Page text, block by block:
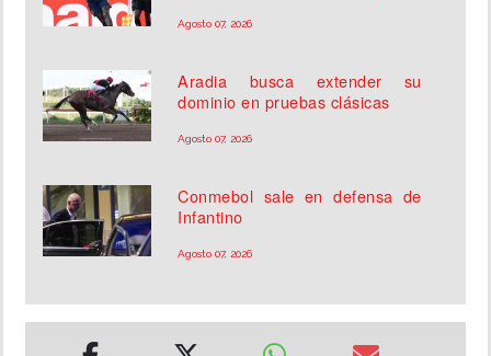
Agosto 07, 2026
Aradia busca extender su
dominio en pruebas clásicas
Agosto 07, 2026
Conmebol sale en defensa de
Infantino
Agosto 07, 2026